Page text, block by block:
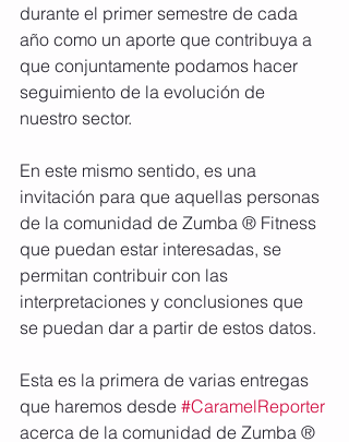
durante el primer semestre de cada
año como un aporte que contribuya a
que conjuntamente podamos hacer
seguimiento de la evolución de
nuestro sector.
En este mismo sentido, es una
invitación para que aquellas personas
de la comunidad de Zumba ® Fitness
que puedan estar interesadas, se
permitan contribuir con las
interpretaciones y conclusiones que
se puedan dar a partir de estos datos.
Esta es la primera de varias entregas
que haremos desde #CaramelReporter
acerca de la comunidad de Zumba ®